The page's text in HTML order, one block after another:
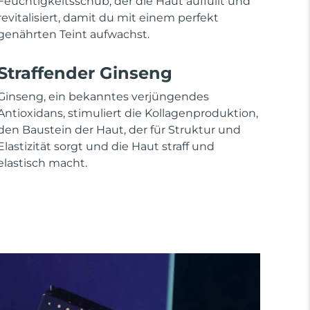
damit du mit einem perfekt
Teint aufwachst.
Ginseng
ein bekanntes verjüngendes
stimuliert die Kollagenproduktion,
Baustein der Haut, der für Struktur und
sorgt und die Haut straff und
macht.